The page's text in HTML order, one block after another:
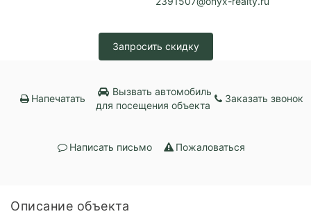
Запросить скидку
Напечатать
Вызвать автомобиль
для посещения объекта
Заказать звонок
Написать письмо Пожаловаться
Описание объекта